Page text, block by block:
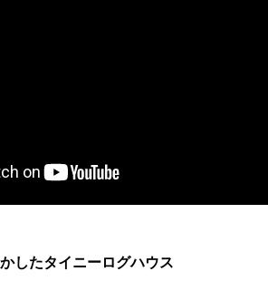
したタイニーログハウス